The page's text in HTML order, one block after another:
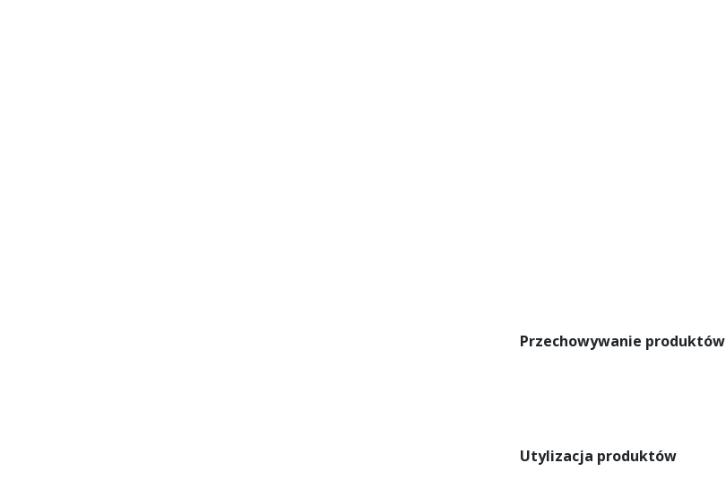
Przechowywanie produktów
Utylizacja produktów